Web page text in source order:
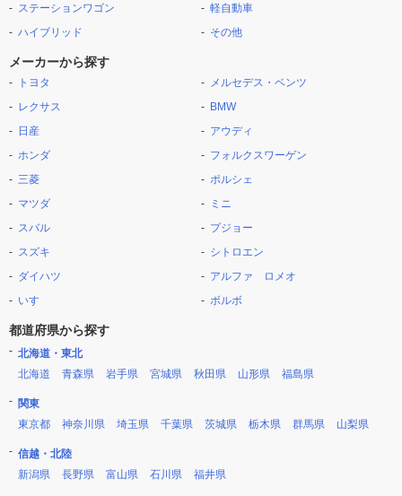
ステーションワゴン
ハイブリッド
軽自動車
その他
メーカーから探す
トヨタ
レクサス
日産
ホンダ
三菱
マツダ
スバル
スズキ
ダイハツ
いすゞ
メルセデス・ベンツ
BMW
アウディ
フォルクスワーゲン
ポルシェ
ミニ
プジョー
シトロエン
アルファ ロメオ
ボルボ
都道府県から探す
北海道・東北
北海道
青森県 岩手県 宮城県 秋田県 山形県 福島県
関東
東京都
神奈川県 埼玉県 千葉県 茨城県 栃木県 群馬県 山梨県
信越・北陸
新潟県
長野県 富山県 石川県 福井県